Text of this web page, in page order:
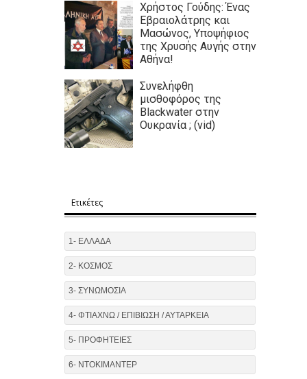
Χρήστος Γούδης: Ένας
Εβραιολάτρης και
Μασώνος, Υποψήφιος
της Χρυσής Αυγής στην
Αθήνα!
Συνελήφθη
μισθοφόρος της
Blackwater στην
Ουκρανία ; (vid)
Eτικέτες
1- ΕΛΛΑΔΑ
2- ΚΟΣΜΟΣ
3- ΣΥΝΩΜΟΣΙΑ
4- ΦΤΙΑΧΝΩ / ΕΠΙΒΙΩΣΗ / ΑΥΤΑΡΚΕΙΑ
5- ΠΡΟΦΗΤΕΙΕΣ
6- ΝΤΟΚΙΜΑΝΤΕΡ